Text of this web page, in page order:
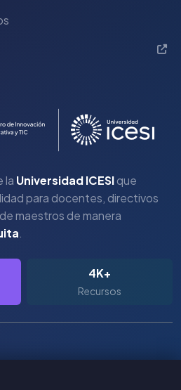
la Universidad ICESIque
para docentes, directivos
maestros de manera
.
4K+
Recursos